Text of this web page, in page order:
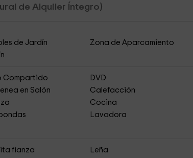
de Alquiler Íntegro)
de Jardín
Zona de Aparcamiento
Compartido
DVD
en Salón
Calefacción
Cocina
Lavadora
fianza
Leña